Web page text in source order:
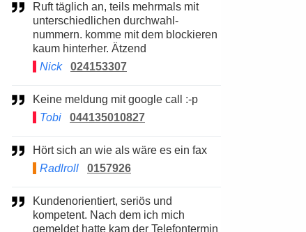
Ruft täglich an, teils mehrmals mit
unterschiedlichen durchwahl-
nummern. komme mit dem blockieren
kaum hinterher. Ätzend
Nick
024153307
Keine meldung mit google call :-p
Tobi
044135010827
Hört sich an wie als wäre es ein fax
Radlroll
0157926
Kundenorientiert, seriös und
kompetent. Nach dem ich mich
gemeldet hatte kam der Telefontermin